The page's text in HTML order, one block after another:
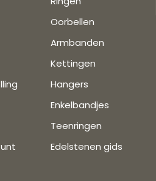
Oorbellen
Armbanden
Kettingen
Hangers
Enkelbandjes
Teenringen
Edelstenen gids